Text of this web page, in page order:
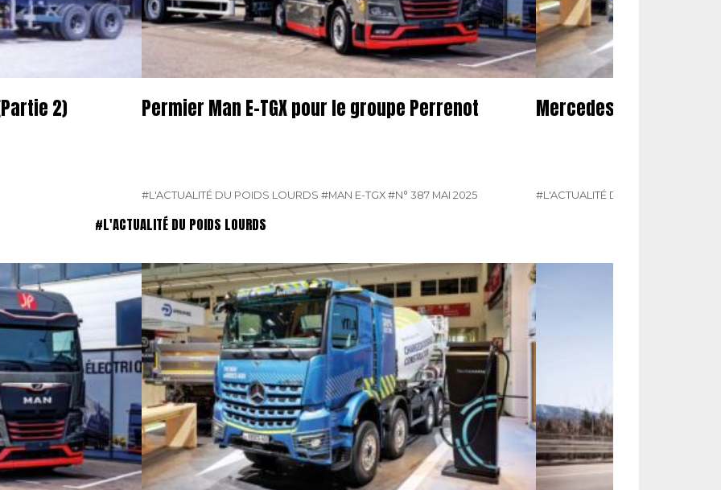
2) Permier Man E-TGX pour le groupe Perrenot
#L'ACTUALITÉ DU POIDS LOURDS #MAN E-TGX#N° 387 MAI 2025
Mercedes présente
#L'ACTUALITÉ DU POIDS LOURDS
#L'ACTUALITÉ DU POIDS LOURDS